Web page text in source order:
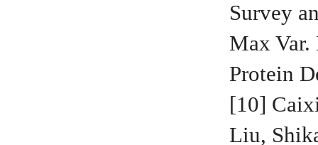
Survey
Max Var.
Protein
[10]
Liu,